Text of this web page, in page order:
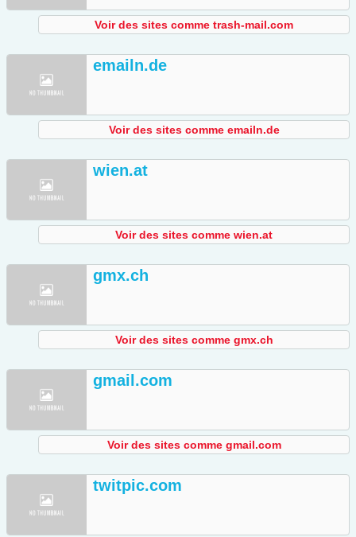
Voir des sites comme trash-mail.com
emailn.de
Voir des sites comme emailn.de
wien.at
Voir des sites comme wien.at
gmx.ch
Voir des sites comme gmx.ch
gmail.com
Voir des sites comme gmail.com
twitpic.com